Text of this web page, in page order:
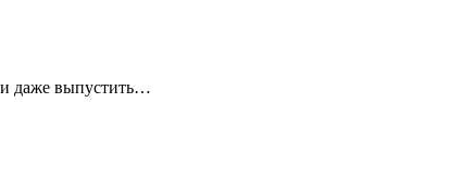
и даже выпустить…